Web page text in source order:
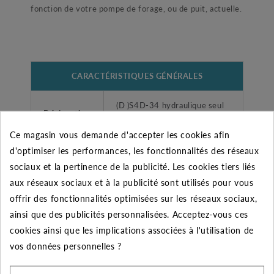
fonction de votre pompe de forage, ou de puit, actuelle.
CARACTÉRISTIQUES GÉNÉRALES
Désignation
(D )S4D-34 hydraulique seul
Garantie 2 ans
Fabricant DAB
Type Hydraulique seul
Diamètre
refoulement
Ce magasin vous demande d'accepter les cookies afin
d'optimiser les performances, les fonctionnalités des réseaux
sociaux et la pertinence de la publicité. Les cookies tiers liés
aux réseaux sociaux et à la publicité sont utilisés pour vous
offrir des fonctionnalités optimisées sur les réseaux sociaux,
ainsi que des publicités personnalisées. Acceptez-vous ces
cookies ainsi que les implications associées à l'utilisation de
vos données personnelles ?